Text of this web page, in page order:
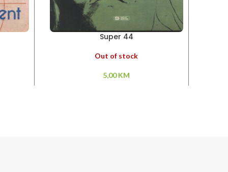
Super 44
Out of stock
5,00KM